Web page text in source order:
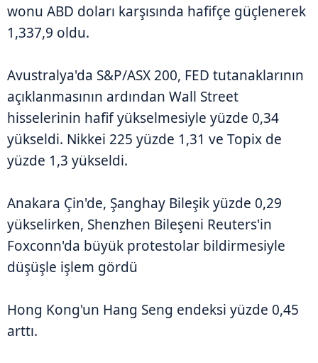
wonu ABD doları karşısında hafifçe güçlenerek
1,337,9 oldu.
Avustralya'da S&P/ASX 200, FED tutanaklarının
açıklanmasının ardından Wall Street
hisselerinin hafif yükselmesiyle yüzde 0,34
yükseldi. Nikkei 225 yüzde 1,31 ve Topix de
yüzde 1,3 yükseldi.
Anakara Çin'de, Şanghay Bileşik yüzde 0,29
yükselirken, Shenzhen Bileşeni Reuters'in
Foxconn'da büyük protestolar bildirmesiyle
düşüşle işlem gördü
Hong Kong'un Hang Seng endeksi yüzde 0,45
arttı.